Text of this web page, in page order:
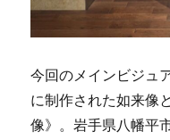
今回のメインビジュ
に制作された如来像
像》。岩手県八幡平